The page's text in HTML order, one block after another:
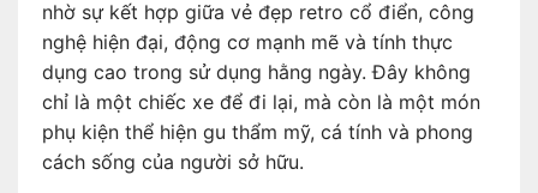
nhờ sự kết hợp giữa vẻ đẹp retro cổ điển, công
nghệ hiện đại, động cơ mạnh mẽ và tính thực
dụng cao trong sử dụng hằng ngày. Đây không
chỉ là một chiếc xe để đi lại, mà còn là một món
phụ kiện thể hiện gu thẩm mỹ, cá tính và phong
cách sống của người sở hữu.